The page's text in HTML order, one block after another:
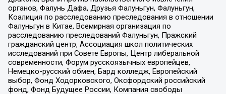
органов, Фалунь Дафа, Друзья Фалуньгун, Фалуньгун,
Коалиция по расследованию преследования в отношении
Фалуньгун в Китае, Всемирная организация по
расследованию преследований Фалуньгун, Пражский
гражданский центр, Ассоциация школ политических
исследований при Совете Европы, Центр либеральной
современности, Форум русскоязычных европейцев,
Немецко-русский обмен, Бард колледж, Европейский
выбор, Фонд Ходорковского, Оксфордский российский
фонд, Фонд Будущее России, Компания свободы